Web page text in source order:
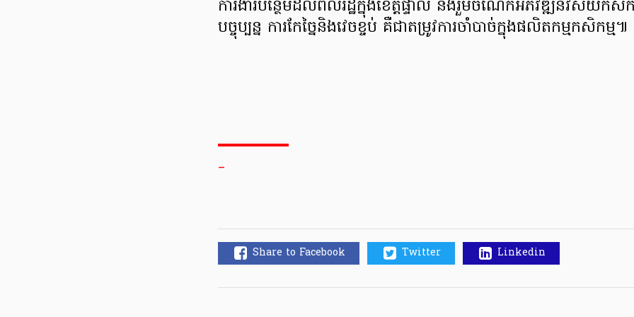
ការងារបន្ថែមដល់ពលរដ្ឋក្នុងខេត្តផ្ទាល់ និងរួមចំណែកអភិវឌ្ឍន៍វិស័យកសិ
បច្ចុប្បន្ន ការកែច្នៃនិងវេចខ្ចប់ គឺជាតម្រូវការចាំបាច់ក្នុងផលិតកម្មកសិកម្ម៕
_
Share to Facebook Twitter Linkedin